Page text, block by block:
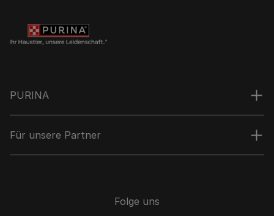
PURINA
Für unsere Partner
Folge uns